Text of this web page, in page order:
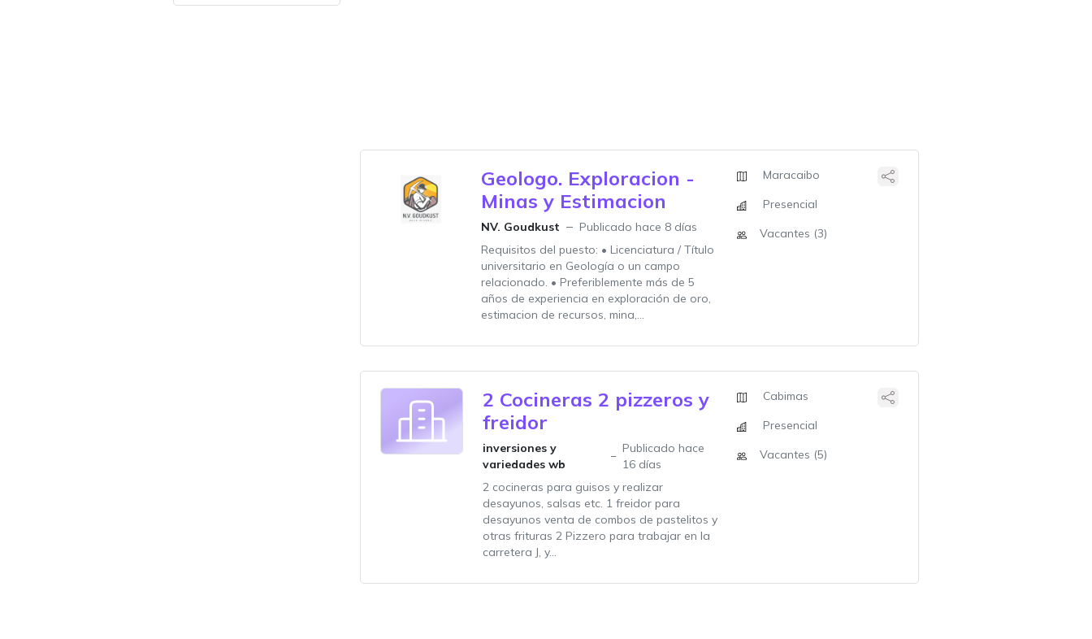
Geologo. Exploracion -
Minas y Estimacion
NV. Goudkust
Publicado hace 8 días
Requisitos del puesto: • Licenciatura / Título
universitario en Geología o un campo
relacionado. • Preferiblemente más de 5
años de experiencia en exploración de oro,
estimacion de recursos, mina,...
Maracaibo
Presencial
Vacantes (3)
2 Cocineras 2 pizzeros y
freidor
inversiones y
variedades wb
Publicado hace
16 días
2 cocineras para guisos y realizar
desayunos, salsas etc. 1 freidor para
desayunos venta de combos de pastelitos y
otras frituras 2 Pizzero para trabajar en la
carretera J, y...
Cabimas
Presencial
Vacantes (5)